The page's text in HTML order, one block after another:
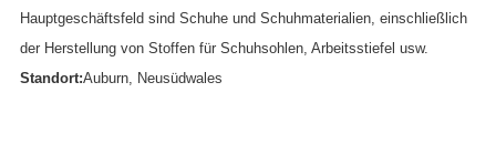
Hauptgeschäftsfeld sind Schuhe und Schuhmaterialien, einschließlich
der Herstellung von Stoffen für Schuhsohlen, Arbeitsstiefel usw.
Standort:Auburn, Neusüdwales